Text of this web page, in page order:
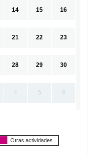
14 15 16
21 22 23
28 29 30
4 5 6
Otras actividades